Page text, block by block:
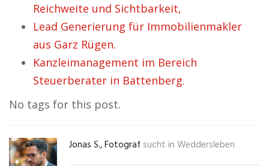
Reichweite und Sichtbarkeit,
Lead Generierung für Immobilienmakler
aus Garz Rügen.
Kanzleimanagement im Bereich
Steuerberater in Battenberg.
No tags for this post.
Jonas S., Fotograf sucht in Weddersleben